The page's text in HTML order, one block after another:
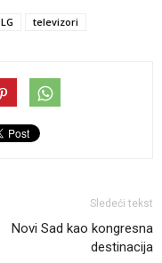
LG televizori
Sledeći tekst
Novi Sad kao kongresna
destinacija